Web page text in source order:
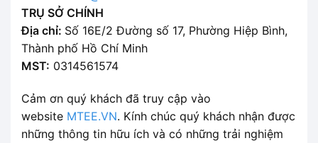
TRỤ SỞ CHÍNH
Địa chỉ: Số 16E/2 Đường số 17, Phường Hiệp Bình,
Thành phố Hồ Chí Minh
MST: 0314561574
Cảm ơn quý khách đã truy cập vào
website MTEE.VN. Kính chúc quý khách nhận được
những thông tin hữu ích và có những trải nghiệm